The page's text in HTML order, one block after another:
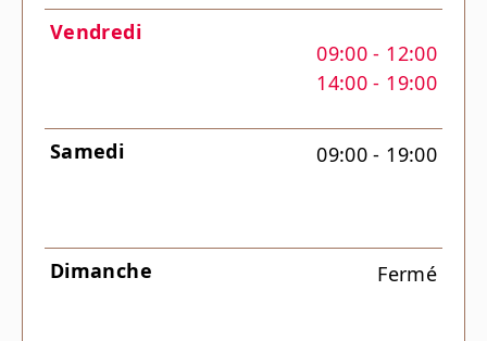
Vendredi
09:00 - 12:00
14:00 - 19:00
Samedi 09:00 - 19:00
Dimanche Fermé